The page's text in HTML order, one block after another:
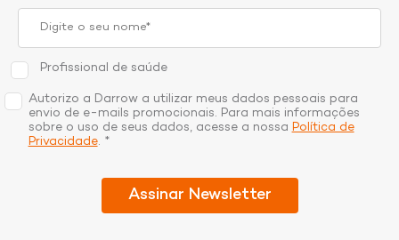
Profissional de saúde
Autorizo a Darrow a utilizar meus dados pessoais para
envio de e-mails promocionais. Para mais informações
sobre o uso de seus dados, acesse a nossa Política de
Privacidade. *